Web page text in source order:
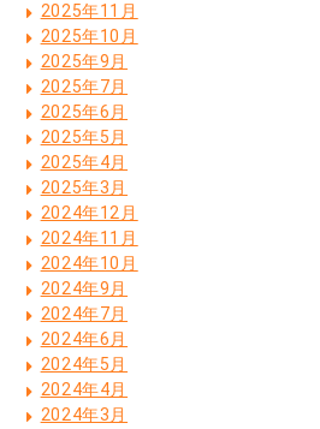
2025年11月
2025年10月
2025年9月
2025年7月
2025年6月
2025年5月
2025年4月
2025年3月
2024年12月
2024年11月
2024年10月
2024年9月
2024年7月
2024年6月
2024年5月
2024年4月
2024年3月